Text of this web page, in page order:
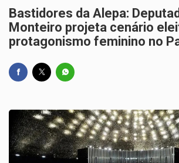
Bastidores da Alepa:
Monteiro projeta cenário
protagonismo feminino no